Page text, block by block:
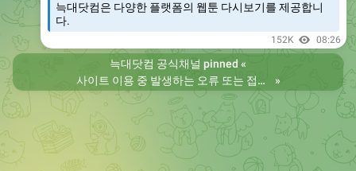
늑대닷컴은 다양한 플랫폼의 웹툰 다시보기를 제공합니
다.
152K 08:26
늑대닷컴 공식채널 pinned «
사이트 이용 중 발생하는 오류 또는 접속 불가 현상은 제보 부탁드립니다. 리뉴얼 전의 늑대닷컴을 원하시는 분들은 늑대닷컴2로 이용 바랍니다. 항상 늑대닷컴을 찾아주셔서 감사합니다. 늑대닷컴 주소 https://wfwf436.com 늑대닷컴2 주소 https://wftoon223.com
»